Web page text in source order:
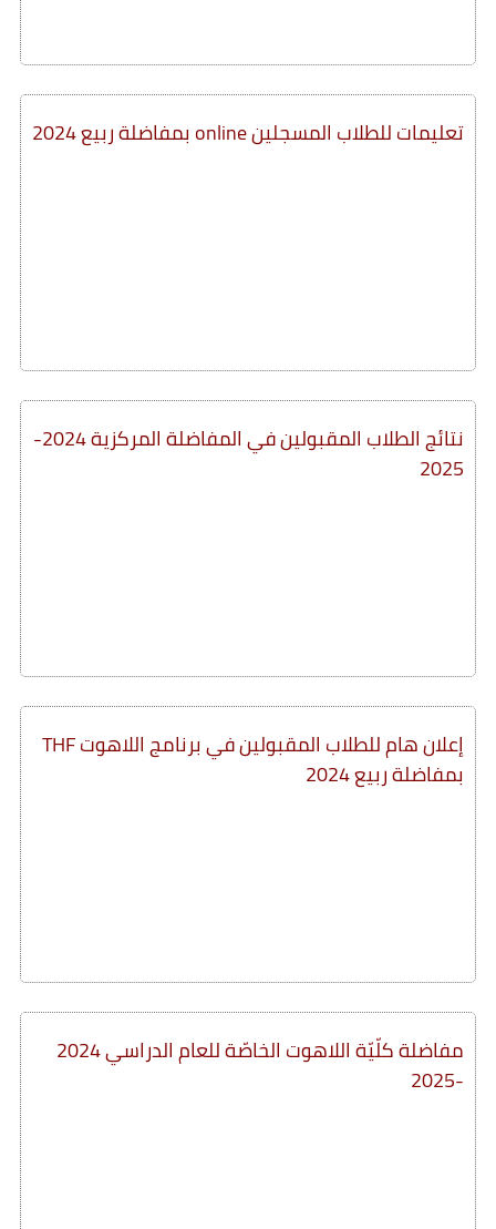
تعليمات للطلاب المسجلين online بمفاضلة ربيع 2024
نتائج الطلاب المقبولين في المفاضلة المركزية 2024-
2025
إعلان هام للطلاب المقبولين في برنامج اللاهوت THF
بمفاضلة ربيع 2024
مفاضلة كلّيّة اللاهوت الخاصّة للعام الدراسي 2024
-2025